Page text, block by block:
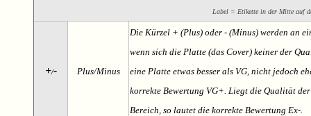
Label = Etikette in der Mitte auf
+/- Plus/Minus
Die Kürzel + (Plus) oder - (Minus) werden an
wenn sich die Platte (das Cover) keiner der
eine Platte etwas besser als VG, nicht jedoch
korrekte Bewertung VG+. Liegt die Qualität
Bereich, so lautet die korrekte Bewertung Ex-.